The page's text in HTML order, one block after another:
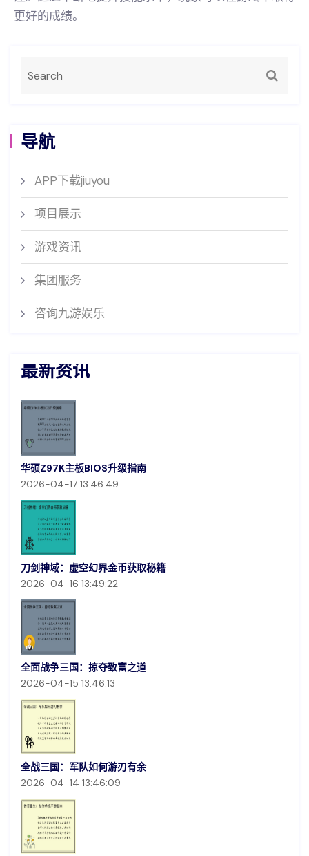
更好的成绩。
导航
APP下载jiuyou
项目展示
游戏资讯
集团服务
咨询九游娱乐
最新资讯
华硕Z97K主板BIOS升级指南
2026-04-17 13:46:49
刀剑神域：虚空幻界金币获取秘籍
2026-04-16 13:49:22
全面战争三国：掠夺致富之道
2026-04-15 13:46:13
全战三国：军队如何游刃有余
2026-04-14 13:46:09